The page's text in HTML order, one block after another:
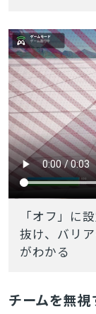
「オフ」に
抜け、バリ
がわかる
チームを無